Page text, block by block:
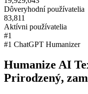
Dôveryhodní používatelia
83,811
Aktívni používatelia
#1
#1 ChatGPT Humanizer
Humanize AI
Prirodzený,